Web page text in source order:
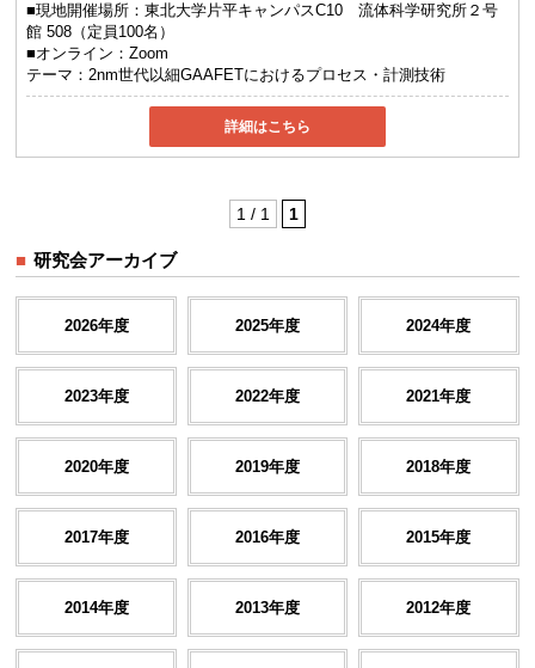
■現地開催場所：東北大学片平キャンパスC10 流体科学研究所２号
館 508（定員100名）
■オンライン：Zoom
テーマ： 2nm世代以細GAAFETにおけるプロセス・計測技術
詳細はこちら
1 / 1 1
研究会アーカイブ
2026年度 2025年度 2024年度
2023年度 2022年度 2021年度
2020年度 2019年度 2018年度
2017年度 2016年度 2015年度
2014年度 2013年度 2012年度